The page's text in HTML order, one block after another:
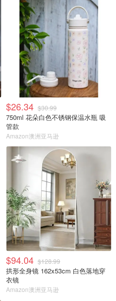
$26.34 $30.99
750ml 花朵白色不锈钢保温水瓶 吸
管款
Amazon澳洲亚马逊
$94.04 $128.99
拱形全身镜 162x53cm 白色落地穿
衣镜
Amazon澳洲亚马逊